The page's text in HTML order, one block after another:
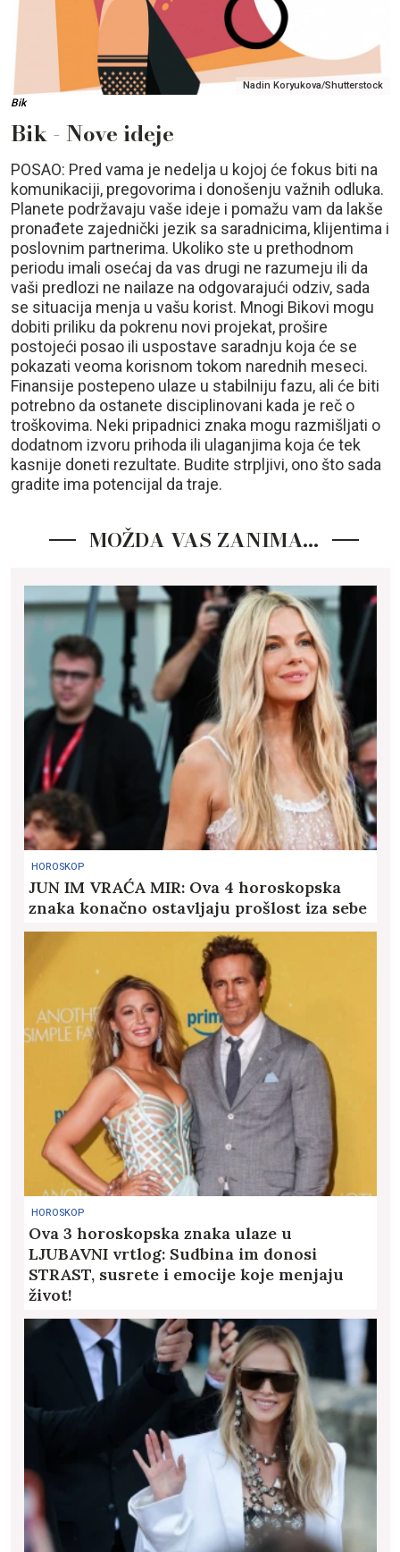
Nadin Koryukova/Shutterstock
Bik
Bik - Nove ideje
POSAO: Pred vama je nedelja u kojoj će fokus biti na
komunikaciji, pregovorima i donošenju važnih odluka.
Planete podržavaju vaše ideje i pomažu vam da lakše
pronađete zajednički jezik sa saradnicima, klijentima i
poslovnim partnerima. Ukoliko ste u prethodnom
periodu imali osećaj da vas drugi ne razumeju ili da
vaši predlozi ne nailaze na odgovarajući odziv, sada
se situacija menja u vašu korist. Mnogi Bikovi mogu
dobiti priliku da pokrenu novi projekat, prošire
postojeći posao ili uspostave saradnju koja će se
pokazati veoma korisnom tokom narednih meseci.
Finansije postepeno ulaze u stabilniju fazu, ali će biti
potrebno da ostanete disciplinovani kada je reč o
troškovima. Neki pripadnici znaka mogu razmišljati o
dodatnom izvoru prihoda ili ulaganjima koja će tek
kasnije doneti rezultate. Budite strpljivi, ono što sada
gradite ima potencijal da traje.
MOŽDA VAS ZANIMA…
HOROSKOP
JUN IM VRAĆA MIR: Ova 4 horoskopska
znaka konačno ostavljaju prošlost iza sebe
HOROSKOP
Ova 3 horoskopska znaka ulaze u
LJUBAVNI vrtlog: Sudbina im donosi
STRAST, susrete i emocije koje menjaju
život!